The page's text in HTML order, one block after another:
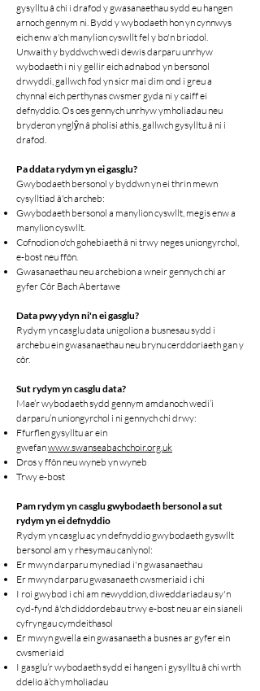
gysylltu â chi i drafod y gwasanaethau sydd eu hangen
arnoch gennym ni. Bydd y wybodaeth hon yn cynnwys
eich enw a'ch manylion cyswllt fel y bo'n briodol.
Unwaith y byddwch wedi dewis darparu unrhyw
wybodaeth i ni y gellir eich adnabod yn bersonol
drwyddi, gallwch fod yn sicr mai dim ond i greu a
chynnal eich perthynas cwsmer gyda ni y caiff ei
defnyddio. Os oes gennych unrhyw ymholiadau neu
bryderon ynglŷn â pholisi athis, gallwch gysylltu â ni i
drafod.
Pa ddata rydym yn ei gasglu?
Gwybodaeth bersonol y byddwn yn ei thrin mewn
cysylltiad â'ch archeb:
Gwybodaeth bersonol a manylion cyswllt, megis enw a
manylion cyswllt.
Cofnodion o'ch gohebiaeth â ni trwy neges uniongyrchol,
e-bost neu ffôn.
Gwasanaethau neu archebion a wneir gennych chi ar
gyfer Côr Bach Abertawe
Data pwy ydyn ni'n ei gasglu?
Rydym yn casglu data unigolion a busnesau sydd i
archebu ein gwasanaethau neu brynu cerddoriaeth gan y
côr.
Sut rydym yn casglu data?
Mae’r wybodaeth sydd gennym amdanoch wedi’i
darparu’n uniongyrchol i ni gennych chi drwy:
Ffurflen gysylltu ar ein
gwefanwww.swanseabachchoir.org.uk
Dros y ffôn neu wyneb yn wyneb
Trwy e-bost
Pam rydym yn casglu gwybodaeth bersonol a sut
rydym yn ei defnyddio
Rydym yn casglu ac yn defnyddio gwybodaeth gyswllt
bersonol am y rhesymau canlynol:
Er mwyn darparu mynediad i'n gwasanaethau
Er mwyn darparu gwasanaeth cwsmeriaid i chi
I roi gwybod i chi am newyddion, diweddariadau sy'n
cyd-fynd â'ch diddordebau trwy e-bost neu ar ein sianeli
cyfryngau cymdeithasol
Er mwyn gwella ein gwasanaeth a busnes ar gyfer ein
cwsmeriaid
I gasglu’r wybodaeth sydd ei hangen i gysylltu â chi wrth
ddelio â’ch ymholiadau